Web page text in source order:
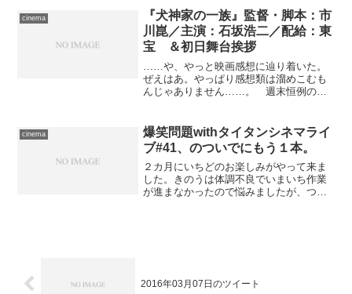
cinema
『犬神家の一族』監督・脚本：市
川崑／主演：石坂浩二／配給：東
宝 ＆初日舞台挨拶
……や、やっと映画感想に辿り着いた。
ぜえはあ。やっぱり感想類は溜めこむも
んじゃありません……。 週末恒例の映
くて入れません”という事態を避けるため
にも電車にて、きのう...
cinema
爆笑問題withタイタンシネマライ
ブ#41、のついでにもう１本。
２カ月にいちどのお楽しみがやって来ま
した。きのうは体調不良でいまいち作業
が進まなかったので悩みましたが、つい
2016年03月07日のツイート